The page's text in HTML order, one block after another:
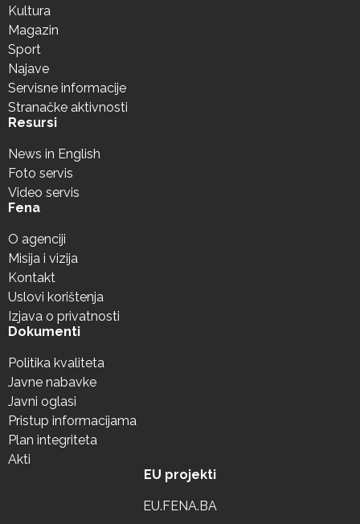
Kultura
Magazin
Sport
Najave
Servisne informacije
Stranačke aktivnosti
Resursi
News in English
Foto servis
Video servis
Fena
O agenciji
Misija i vizija
Kontakt
Uslovi korištenja
Izjava o privatnosti
Dokumenti
Politika kvaliteta
Javne nabavke
Javni oglasi
Pristup informacijama
Plan integriteta
Akti
EU projekti
EU.FENA.BA